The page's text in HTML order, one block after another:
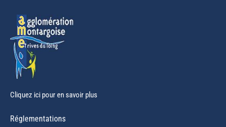
Cliquez ici pour en savoir plus
Réglementations